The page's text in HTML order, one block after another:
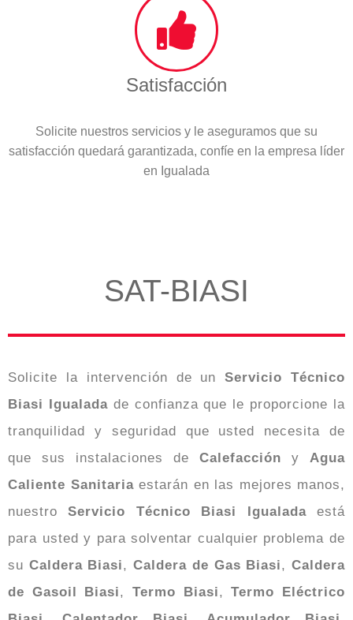
Satisfacción
Solicite nuestros servicios y le aseguramos que su
satisfacción quedará garantizada, confíe en la empresa líder
en Igualada
SAT-BIASI
Solicite la intervención de unServicio Técnico
Biasi Igualada de confianza que le proporcione la
tranquilidad y seguridad que usted necesita de
que sus instalaciones de Calefacción y Agua
Caliente Sanitariaestarán en las mejores manos,
nuestroServicio Técnico Biasi Igualadaestá
para usted y para solventar cualquier problema de
su Caldera Biasi,Caldera de Gas Biasi,Caldera
de Gasoil Biasi,Termo Biasi,Termo Eléctrico